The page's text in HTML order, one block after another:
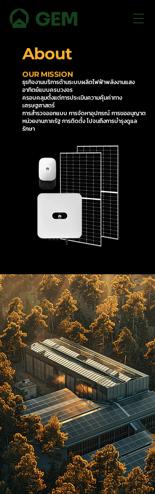
About
OUR MISSION
ธุรกิจงานบริการด้านระบบผลิตไฟฟ้าพลังงานแสง
อาทิตย์แบบครบวงจร
ครอบคลุมตั้งแต่การประเมินความคุ้มค่าทาง
เศรษฐศาสตร์
การสำรวจออกแบบ การจัดหาอุปกรณ์ การขออนุญาต
หน่วยงานภาครัฐ การติดตั้ง ไปจนถึงการบำรุงดูแล
รักษา